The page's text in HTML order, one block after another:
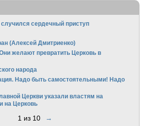
сердечный приступ
(Алексей Дмитриенко)
желают превратить Церковь в
народа
Надо быть самостоятельными! Надо
Церкви указали властям на
на Церковь
1 из 10 →